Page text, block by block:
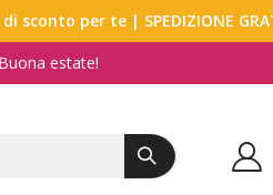
di sconto per te | SPEDIZIONE
estate!